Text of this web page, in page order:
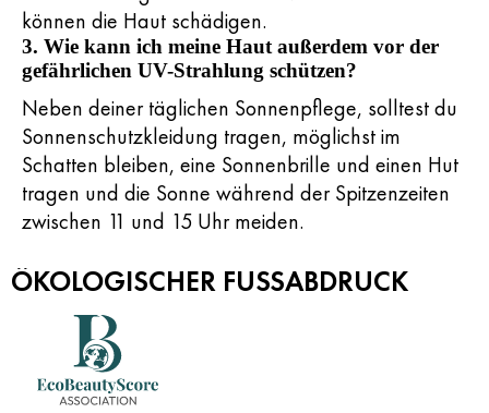
können die Haut schädigen.
3. Wie kann ich meine Haut außerdem vor der
gefährlichen UV-Strahlung schützen?
Neben deiner täglichen Sonnenpflege, solltest du
Sonnenschutzkleidung tragen, möglichst im
Schatten bleiben, eine Sonnenbrille und einen Hut
tragen und die Sonne während der Spitzenzeiten
zwischen 11 und 15 Uhr meiden.
ÖKOLOGISCHER FUSSABDRUCK